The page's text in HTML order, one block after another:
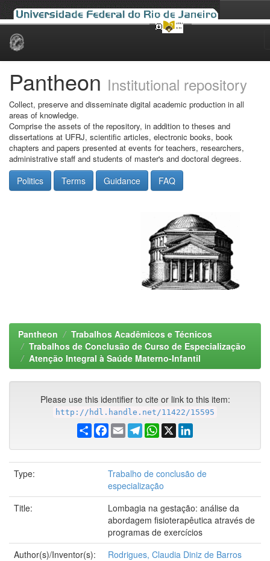
Skip
Pantheon Institutional repository
Collect, preserve and disseminate digital academic production in all
areas of knowledge.
Comprise the assets of the repository, in addition to theses and
dissertations at UFRJ, scientific articles, electronic books, book
chapters and papers presented at events for teachers, researchers,
administrative staff and students of master's and doctoral degrees.
Politics Terms Guidance FAQ
Pantheon
Trabalhos Acadêmicos e Técnicos
Trabalhos de Conclusão de Curso de Especialização
Atenção Integral à Saúde Materno-Infantil
Please use this identifier to cite or link to this item:
http://hdl.handle.net/11422/15595
ShareFacebook
EmailTelegramWhatsApp
X
Type:
Trabalho de conclusão de
especialização
Title:
Lombagia na gestação: análise da
abordagem fisioterapêutica através de
programas de exercícios
Author(s)/Inventor(s):
Rodrigues, Claudia Diniz de Barros